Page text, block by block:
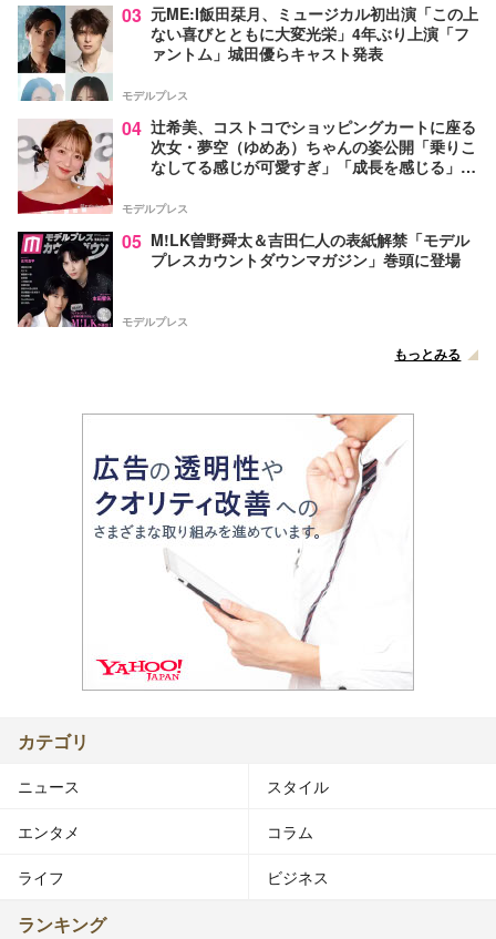
03 元ME:I飯田栞月、ミュージカル初出演「この上
ない喜びとともに大変光栄」4年ぶり上演「フ
ァントム」城田優らキャスト発表
モデルプレス
04 辻希美、コストコでショッピングカートに座る
次女・夢空（ゆめあ）ちゃんの姿公開「乗りこ
なしてる感じが可愛すぎ」「成長を感じる」の
モデルプレス
05 M!LK曽野舜太＆吉田仁人の表紙解禁「モデル
プレスカウントダウンマガジン」巻頭に登場
モデルプレス
もっとみる
カテゴリ
ニュース スタイル
エンタメ コラム
ライフ ビジネス
ランキング